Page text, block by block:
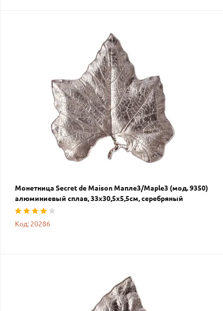
Монетница Secret de Maison Мапле3/Maple3 (мод. 9350)
алюминиевый сплав, 33х30,5х5,5см, серебряный
Код: 20286